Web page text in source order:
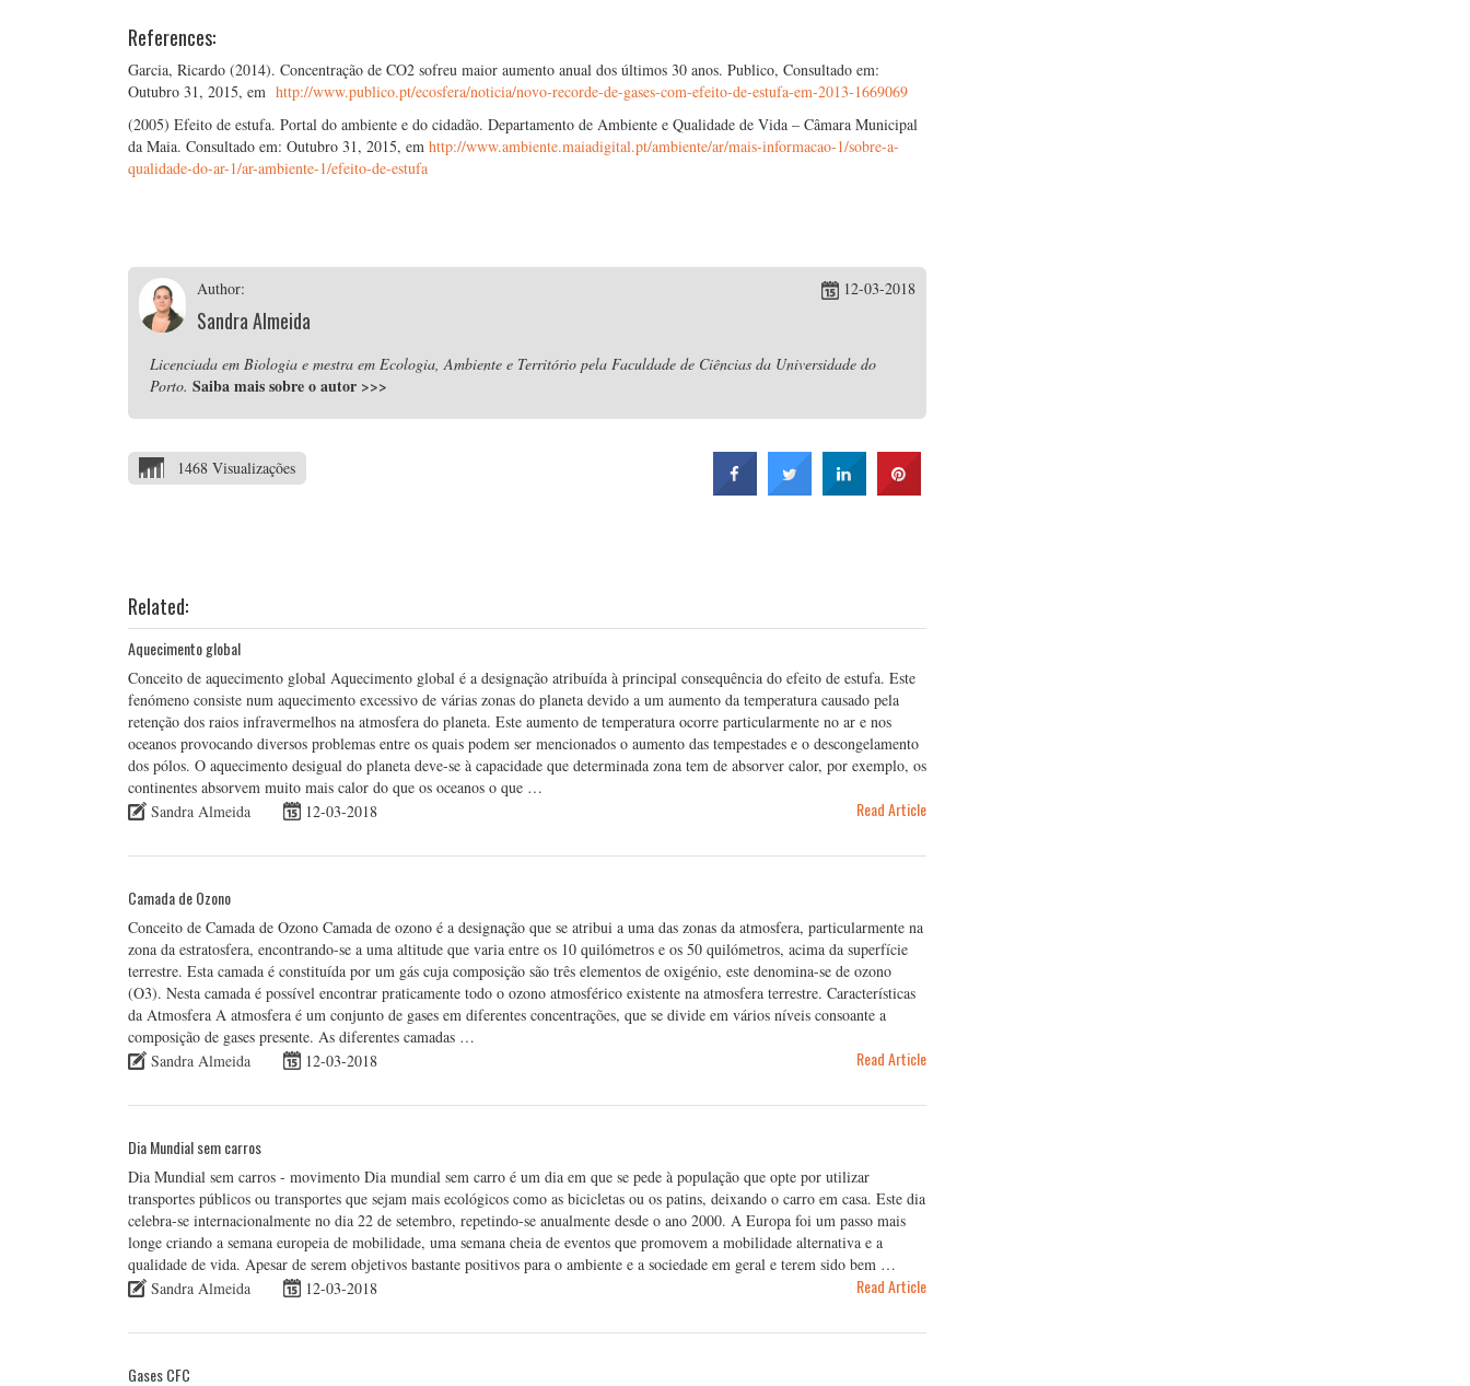
References:
Garcia, Ricardo (2014). Concentração de CO2 sofreu maior aumento anual dos últimos 30 anos. Publico, Consultado em:
Outubro 31, 2015, em http://www.publico.pt/ecosfera/noticia/novo-recorde-de-gases-com-efeito-de-estufa-em-2013-1669069
(2005) Efeito de estufa. Portal do ambiente e do cidadão. Departamento de Ambiente e Qualidade de Vida – Câmara Municipal
da Maia. Consultado em: Outubro 31, 2015, em http://www.ambiente.maiadigital.pt/ambiente/ar/mais-informacao-1/sobre-a-
qualidade-do-ar-1/ar-ambiente-1/efeito-de-estufa
Author:
Sandra Almeida
12-03-2018
Licenciada em Biologia e mestra em Ecologia, Ambiente e Território pela Faculdade de Ciências da Universidade do
Porto. Saiba mais sobre o autor >>>
1468 Visualizações
Related:
Aquecimento global
Conceito de aquecimento global Aquecimento global é a designação atribuída à principal consequência do efeito de estufa. Este
fenómeno consiste num aquecimento excessivo de várias zonas do planeta devido a um aumento da temperatura causado pela
retenção dos raios infravermelhos na atmosfera do planeta. Este aumento de temperatura ocorre particularmente no ar e nos
oceanos provocando diversos problemas entre os quais podem ser mencionados o aumento das tempestades e o descongelamento
dos pólos. O aquecimento desigual do planeta deve-se à capacidade que determinada zona tem de absorver calor, por exemplo, os
continentes absorvem muito mais calor do que os oceanos o que …
Sandra Almeida
12-03-2018 Read Article
Camada de Ozono
Conceito de Camada de Ozono Camada de ozono é a designação que se atribui a uma das zonas da atmosfera, particularmente na
zona da estratosfera, encontrando-se a uma altitude que varia entre os 10 quilómetros e os 50 quilómetros, acima da superfície
terrestre. Esta camada é constituída por um gás cuja composição são três elementos de oxigénio, este denomina-se de ozono
(O3). Nesta camada é possível encontrar praticamente todo o ozono atmosférico existente na atmosfera terrestre. Características
da Atmosfera A atmosfera é um conjunto de gases em diferentes concentrações, que se divide em vários níveis consoante a
composição de gases presente. As diferentes camadas …
Sandra Almeida
12-03-2018 Read Article
Dia Mundial sem carros
Dia Mundial sem carros - movimento Dia mundial sem carro é um dia em que se pede à população que opte por utilizar
transportes públicos ou transportes que sejam mais ecológicos como as bicicletas ou os patins, deixando o carro em casa. Este dia
celebra-se internacionalmente no dia 22 de setembro, repetindo-se anualmente desde o ano 2000. A Europa foi um passo mais
longe criando a semana europeia de mobilidade, uma semana cheia de eventos que promovem a mobilidade alternativa e a
qualidade de vida. Apesar de serem objetivos bastante positivos para o ambiente e a sociedade em geral e terem sido bem …
Sandra Almeida
12-03-2018 Read Article
Gases CFC